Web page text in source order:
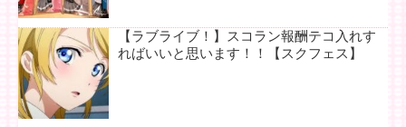
【ラブライブ！】スコラン報酬テコ入れす
ればいいと思います！！【スクフェス】